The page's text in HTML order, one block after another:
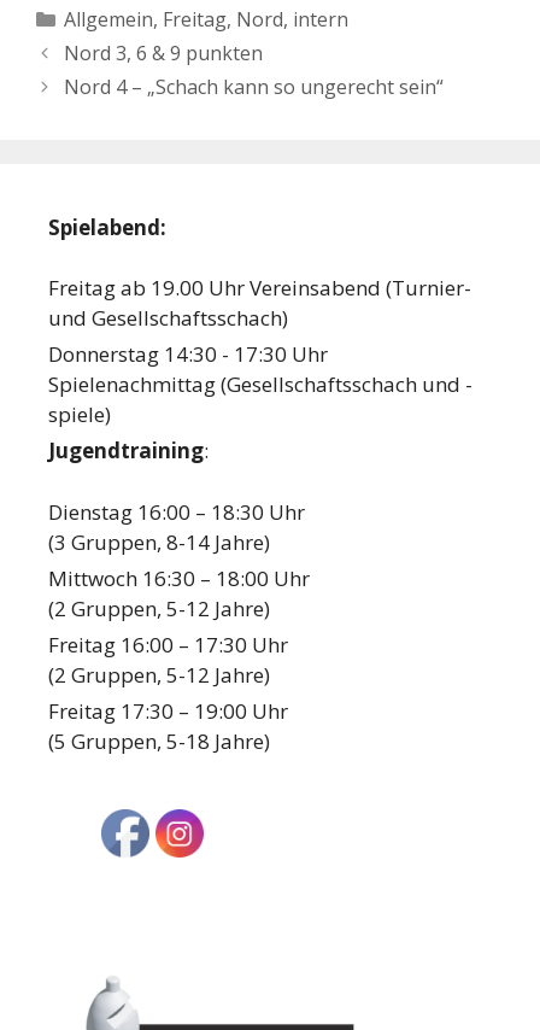
Kategorien
Allgemein, Freitag, Nord, intern
Nord 3, 6 & 9 punkten
Nord 4 – „Schach kann so ungerecht sein“
Spielabend:
Freitag ab 19.00 Uhr Vereinsabend (Turnier-
und Gesellschaftsschach)
Donnerstag 14:30 - 17:30 Uhr
Spielenachmittag (Gesellschaftsschach und -
spiele)
Jugendtraining:
Dienstag 16:00 – 18:30 Uhr
(3 Gruppen, 8-14 Jahre)
Mittwoch 16:30 – 18:00 Uhr
(2 Gruppen, 5-12 Jahre)
Freitag 16:00 – 17:30 Uhr
(2 Gruppen, 5-12 Jahre)
Freitag 17:30 – 19:00 Uhr
(5 Gruppen, 5-18 Jahre)